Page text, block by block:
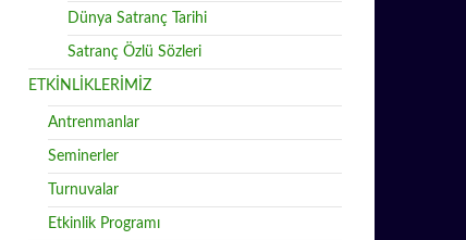
Dünya Satranç Tarihi
Satranç Özlü Sözleri
ETKİNLİKLERİMİZ
Antrenmanlar
Seminerler
Turnuvalar
Etkinlik Programı